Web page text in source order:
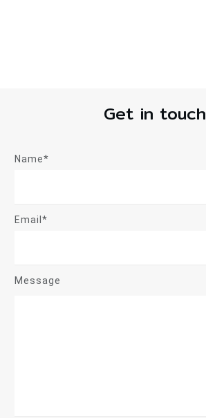
Get in touch
Name*
Email*
Message